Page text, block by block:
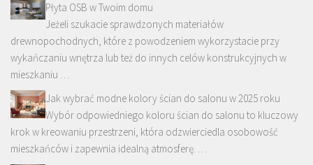
Płyta OSB w Twoim domu
Jeżeli szukacie sprawdzonych materiałów
drewnopochodnych, które z powodzeniem wykorzystacie przy
wykańczaniu wnętrza lub też do innych celów konstrukcyjnych w
mieszkaniu …
Jak wybrać modne kolory ścian do salonu w 2025 roku
Wybór odpowiedniego koloru ścian do salonu to kluczowy
krok w kreowaniu przestrzeni, która odzwierciedla osobowość
mieszkańców i zapewnia idealną atmosferę. …